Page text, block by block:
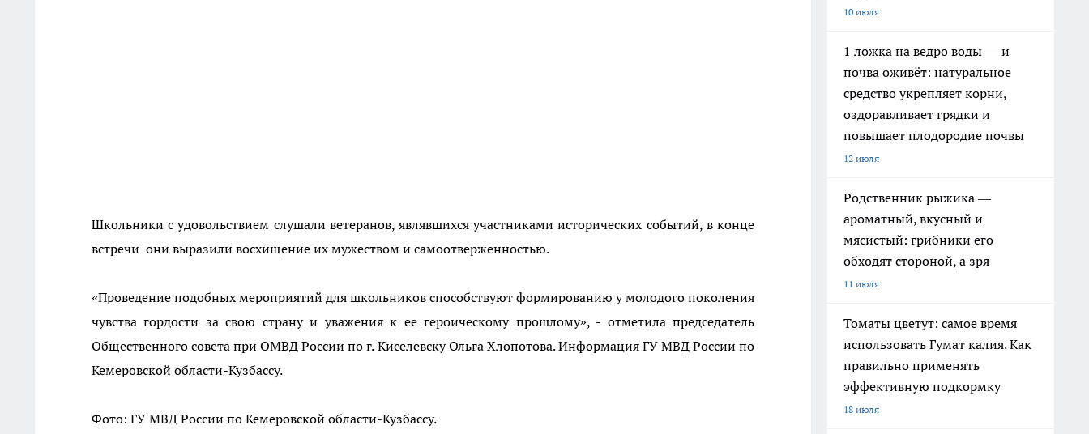
Школьники с удовольствием слушали ветеранов, являвшихся участниками исторических событий, в конце
встречи они выразили восхищение их мужеством и самоотверженностью.
«Проведение подобных мероприятий для школьников способствуют формированию у молодого поколения
чувства гордости за свою страну и уважения к ее героическому прошлому», - отметила председатель
Общественного совета при ОМВД России по г. Киселевску Ольга Хлопотова. Информация ГУ МВД России по
Кемеровской области-Кузбассу.
Фото: ГУ МВД России по Кемеровской области-Кузбассу.
10 июля
1 ложка на ведро воды — и
почва оживёт: натуральное
средство укрепляет корни,
оздоравливает грядки и
повышает плодородие почвы
12 июля
Родственник рыжика —
ароматный, вкусный и
мясистый: грибники его
обходят стороной, а зря
11 июля
Томаты цветут: самое время
использовать Гумат калия. Как
правильно применять
эффективную подкормку
18 июля